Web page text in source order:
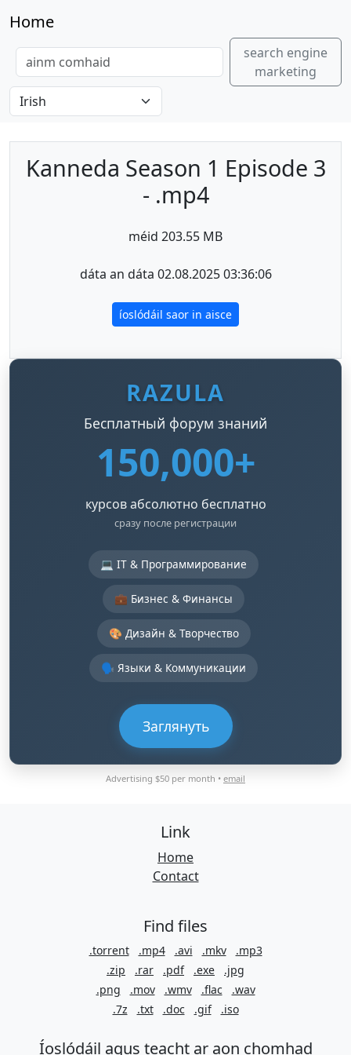
Home
search engine
marketing
Kanneda Season 1 Episode 3
- .mp4
méid 203.55 MB
dáta an dáta 02.08.2025 03:36:06
íoslódáil saor in aisce
RAZULA
Бесплатный форум знаний
150,000+
курсов абсолютно бесплатно
сразу после регистрации
💻 IT & Программирование
💼 Бизнес & Финансы
🎨 Дизайн & Творчество
🗣️ Языки & Коммуникации
Заглянуть
Advertising $50 per month • email
Link
Home
Contact
Find files
.torrent .mp4 .avi .mkv
.mp3
.zip
.rar .pdf .exe
.jpg
.png
.mov .wmv .flac
.wav
.7z
.txt .doc .gif .iso
Íoslódáil agus teacht ar aon chomhad